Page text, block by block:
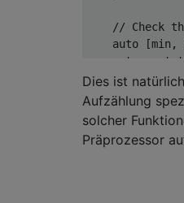
// Check
auto
[min ,
return
}
GCC
Dies ist
Aufzählung
solcher
Präprozessor